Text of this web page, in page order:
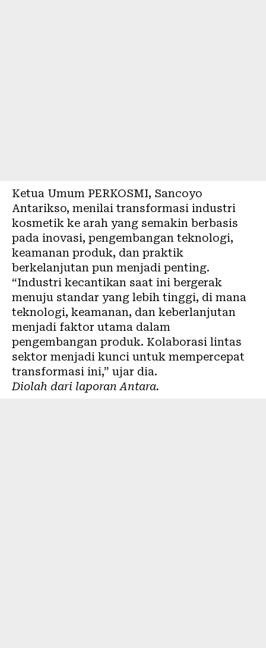
Ketua Umum PERKOSMI, Sancoyo
Antarikso, menilai transformasi industri
kosmetik ke arah yang semakin berbasis
pada inovasi, pengembangan teknologi,
keamanan produk, dan praktik
berkelanjutan pun menjadi penting.
“Industri kecantikan saat ini bergerak
menuju standar yang lebih tinggi, di mana
teknologi, keamanan, dan keberlanjutan
menjadi faktor utama dalam
pengembangan produk. Kolaborasi lintas
sektor menjadi kunci untuk mempercepat
transformasi ini,” ujar dia.
Diolah dari laporanAntara.